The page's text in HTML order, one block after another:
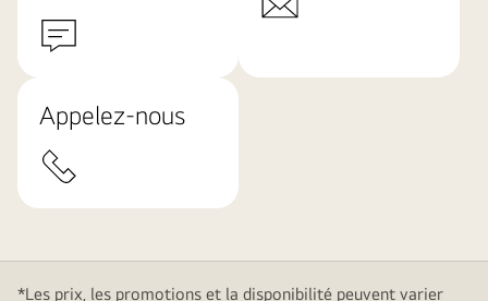
Appelez-nous
*Les prix, les promotions et la disponibilité peuvent varier